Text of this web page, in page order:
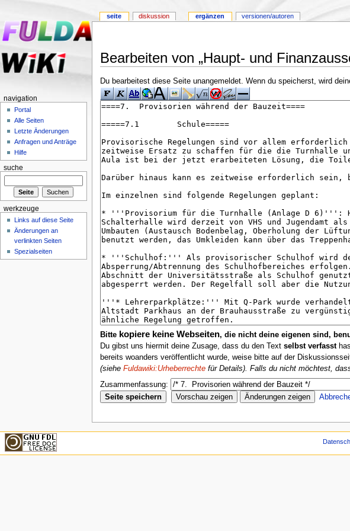
Bearbeiten von „Haupt- und
Du bearbeitest diese Seite unangemeldet. Wenn du speicherst, wird
Bitte kopiere keine Webseiten, die nicht deine eigenen sind,
Du gibst uns hiermit deine Zusage, dass du den Text selbst verfasst
bereits woanders veröffentlicht wurde, weise bitte auf der
(siehe Fuldawiki:Urheberrechtefür Details). Falls du nicht möchtest,
Zusammenfassung:
seite diskussion ergänzen versionen/autoren
navigation
Portal
Alle Seiten
Letzte Änderungen
Anfragen und Anträge
Hilfe
suche
werkzeuge
Links auf diese Seite
Änderungen an
verlinkten Seiten
Spezialseiten